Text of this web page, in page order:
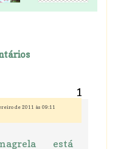
de 2011 às 09:11
está